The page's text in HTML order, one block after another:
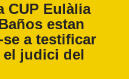
CUP Eulàlia
estan
a testificar
el judici del